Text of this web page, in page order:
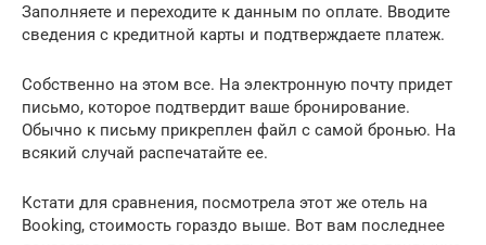
Заполняете и переходите к данным по оплате. Вводите
сведения с кредитной карты и подтверждаете платеж.
Собственно на этом все. На электронную почту придет
письмо, которое подтвердит ваше бронирование.
Обычно к письму прикреплен файл с самой бронью. На
всякий случай распечатайте ее.
Кстати для сравнения, посмотрела этот же отель на
Booking, стоимость гораздо выше. Вот вам последнее